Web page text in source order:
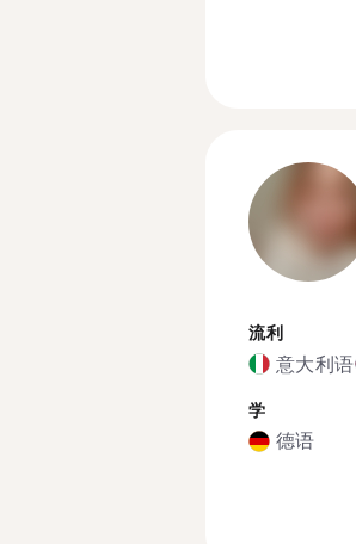
流利
意大利语
学
德语